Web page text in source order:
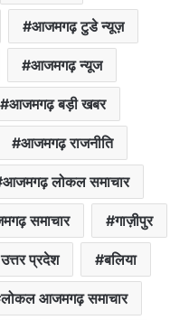
आजमगढ़ टुडे न्यूज़
आजमगढ़ न्यूज
आजमगढ़ बड़ी खबर
आजमगढ़ राजनीति
आजमगढ़ लोकल समाचार
समाचार गाज़ीपुर
प्रदेश बलिया
लोकल आजमगढ़ समाचार